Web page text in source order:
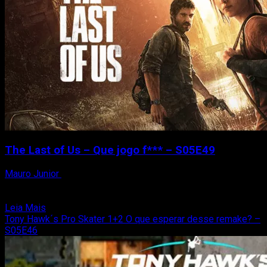
games
musicais
–
S05E52
The Last of Us – Que jogo f*** – S05E49
Mauro Junior
Leia Mais
more
The
Last
of
Tony Hawk´s Pro Skater 1+2 O que esperar desse remake? –
S05E46